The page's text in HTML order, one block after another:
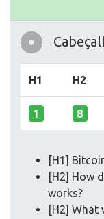
H1 H2
1 8
[H1]
[H2] How
works?
[H2] What